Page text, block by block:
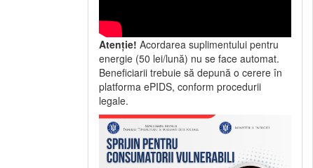
Atenție! Acordarea suplimentului pentru
energie (50 lei/lună) nu se face automat.
Beneficiarii trebuie să depună o cerere în
platforma ePIDS, conform procedurii
legale.